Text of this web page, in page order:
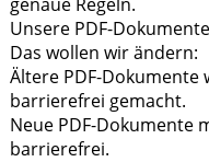
Unsere PDF-
Das wollen wir ändern:
Ältere PDF-Dokumente
barrierefrei gemacht.
Neue PDF-Dokumente
barrierefrei.